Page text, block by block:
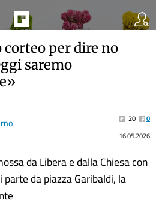
per dire no
saremo
20
0
16.05.2026
da Libera e dalla Chiesa con
da piazza Garibaldi, la